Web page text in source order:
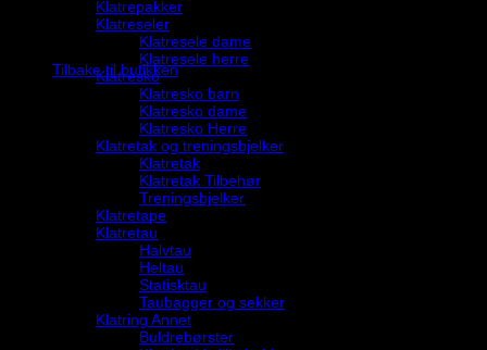
Du har ingen produkter i handlekurven.
Tilbake til butikken
Klatrepakker
Klatreseler
Klatresele dame
Klatresele herre
Klatresko
Klatresko barn
Klatresko dame
Klatresko Herre
Klatretak og treningsbjelker
Klatretak
Klatretak Tilbehør
Treningsbjelker
Klatretape
Klatretau
Halvtau
Heltau
Statisktau
Taubagger og sekker
Klatring Annet
Buldrebørster